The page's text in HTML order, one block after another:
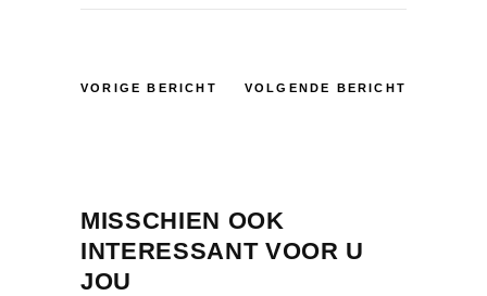
VORIGE BERICHT VOLGENDE BERICHT
MISSCHIEN OOK
INTERESSANT VOOR U
JOU